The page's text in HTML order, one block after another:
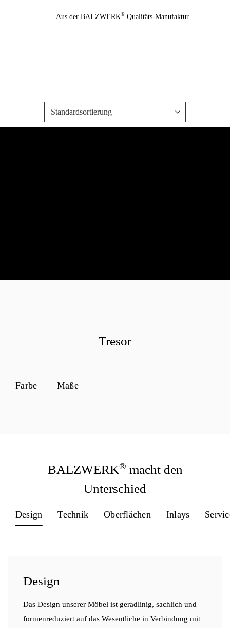
Aus der BALZWERK®Qualitäts-Manufaktur
Tresor
Farbe Maße
BALZWERK® macht den
Unterschied
Design Technik Oberflächen Inlays
Design
Das Design unserer Möbel ist geradlinig, sachlich und
formenreduziert auf das Wesentliche in Verbindung mit